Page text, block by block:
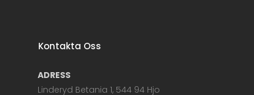
Kontakta Oss
ADRESS
Linderyd Betania 1, 544 94 Hjo